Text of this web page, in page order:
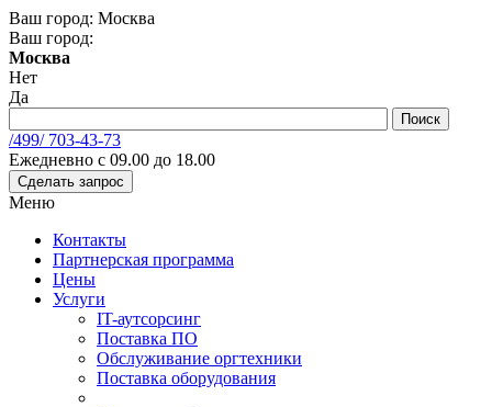
Ваш город: Москва
Ваш город:
Москва
Нет
Да
/499/703-43-73
Ежедневно с 09.00 до 18.00
Сделать запрос
Меню
Контакты
Партнерская программа
Цены
Услуги
IT-аутсорсинг
Поставка ПО
Обслуживание оргтехники
Поставка оборудования